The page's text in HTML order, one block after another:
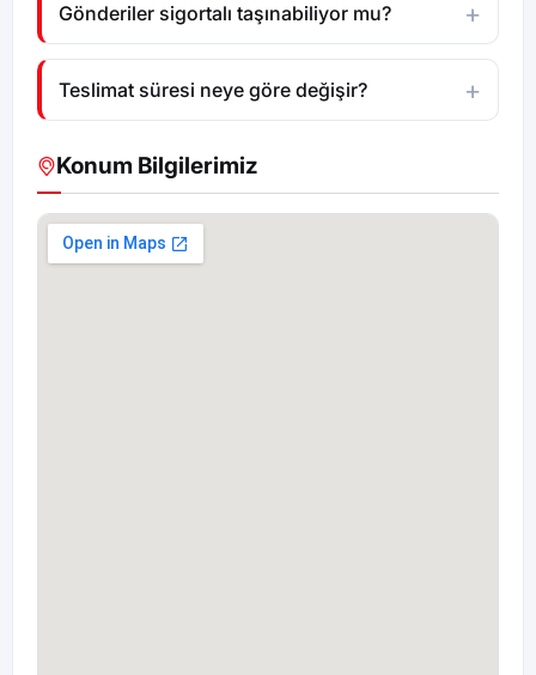
Gönderiler sigortalı taşınabiliyor mu?
Teslimat süresi neye göre değişir?
Konum Bilgilerimiz